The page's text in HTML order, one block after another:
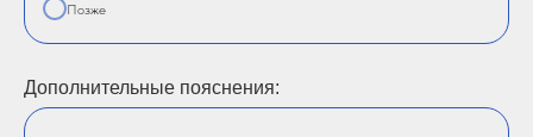
Позже
Дополнительные пояснения: